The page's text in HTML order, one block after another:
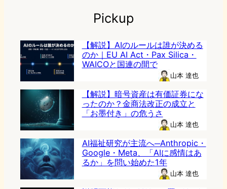
Pickup
【解説】AIのルールは誰が決める
のか｜EU AI Act・Pax Silica・
WAICOと国連の間で
山本 達也
【解説】暗号資産は有価証券にな
ったのか？金商法改正の成立と
「お墨付き」の危うさ
山本 達也
AI福祉研究が主流へ─Anthropic・
Google・Meta、「AIに感情はあ
るか」を問い始めた1年
山本 達也